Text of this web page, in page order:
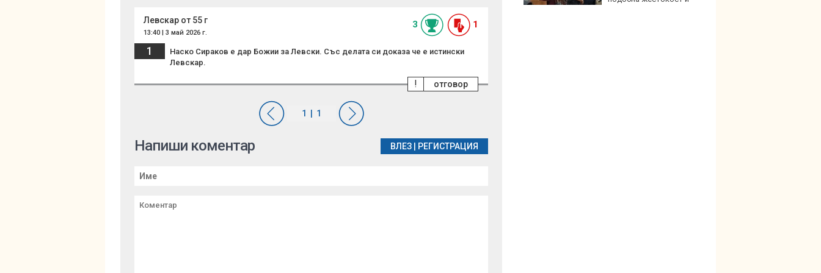
Левскар от 55 г
13:40 | 3 май 2026 г.
3 1
1
Наско Сираков е дар Божии за Левски. Със делата си доказа че е истински
Левскар.
отговор
!
Напиши коментар ВЛЕЗ РЕГИСТРАЦИЯ